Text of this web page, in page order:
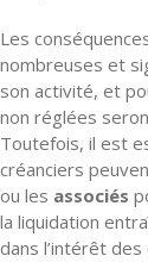
Les
nombreuses et
son activité, et
non réglées
Toutefois, il est
créanciers
ou les associés
la liquidation
dans l’intérêt des